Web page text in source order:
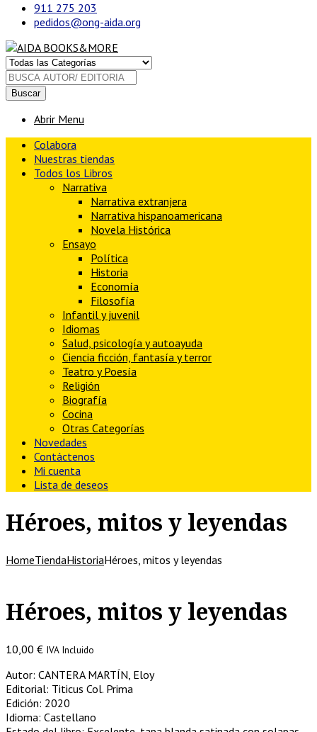
911 275 203
pedidos@ong-aida.org
Buscar
Abrir Menu
Colabora
Nuestras tiendas
Todos los Libros
Narrativa
Narrativa extranjera
Narrativa hispanoamericana
Novela Histórica
Ensayo
Política
Historia
Economía
Filosofía
Infantil y juvenil
Idiomas
Salud, psicología y autoayuda
Ciencia ficción, fantasía y terror
Teatro y Poesía
Religión
Biografía
Cocina
Otras Categorías
Novedades
Contáctenos
Mi cuenta
Lista de deseos
Héroes, mitos y leyendas
HomeTiendaHistoriaHéroes, mitos y leyendas
Héroes, mitos y leyendas
10,00 € IVA Incluido
Autor: CANTERA MARTÍN, Eloy
Editorial: Titicus Col. Prima
Edición: 2020
Idioma: Castellano